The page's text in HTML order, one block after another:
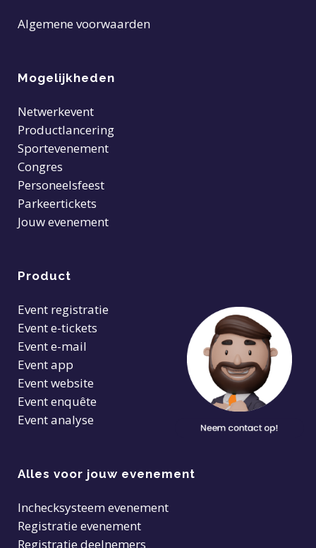
Algemene voorwaarden
Mogelijkheden
Netwerkevent
Productlancering
Sportevenement
Congres
Personeelsfeest
Parkeertickets
Jouw evenement
Product
Event registratie
Event e-tickets
Event e-mail
Event app
Event website
Event enquête
Event analyse
Alles voor jouw evenement
Inchecksysteem evenement
Registratie evenement
Registratie deelnemers